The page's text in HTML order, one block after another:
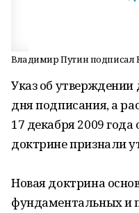
Владимир Путин подписал
Указ об утверждении
дня подписания, а
17 декабря 2009
доктрине признали
Новая доктрина
фундаментальных и